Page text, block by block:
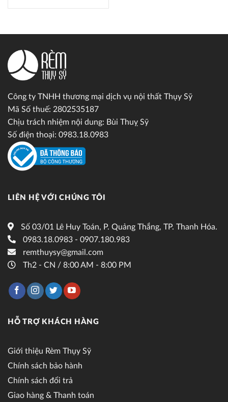
Công ty TNHH thương mại dịch vụ nội thất Thụy Sỹ
Mã Số thuế: 2802535187
Chịu trách nhiệm nội dung: Bùi Thuỵ Sỹ
Số điện thoại: 0983.18.0983
LIÊN HỆ VỚI CHÚNG TÔI
Số 03/01 Lê Huy Toán, P. Quảng Thắng, TP. Thanh Hóa.
0983.18.0983 - 0907.180.983
remthuysy@gmail.com
Th2 - CN / 8:00 AM - 8:00 PM
HỖ TRỢ KHÁCH HÀNG
Giới thiệu Rèm Thụy Sỹ
Chính sách bảo hành
Chính sách đổi trả
Giao hàng & Thanh toán